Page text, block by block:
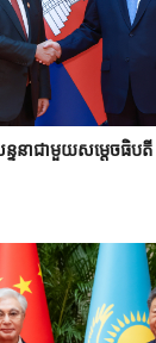
នាជាមួយសម្តេចធិប